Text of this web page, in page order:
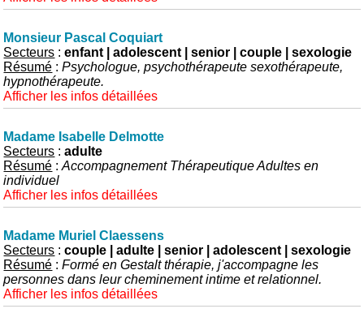
Monsieur Pascal Coquiart
Secteurs :enfant | adolescent | senior | couple | sexologie
Résumé :Psychologue, psychothérapeute sexothérapeute,
hypnothérapeute.
Afficher les infos détaillées
Madame Isabelle Delmotte
Secteurs :adulte
Résumé :Accompagnement Thérapeutique Adultes en
individuel
Afficher les infos détaillées
Madame Muriel Claessens
Secteurs :couple | adulte | senior | adolescent | sexologie
Résumé :Formé en Gestalt thérapie, j'accompagne les
personnes dans leur cheminement intime et relationnel.
Afficher les infos détaillées